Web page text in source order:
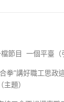
節目 一個平臺（
拳”講好職工思政
題）